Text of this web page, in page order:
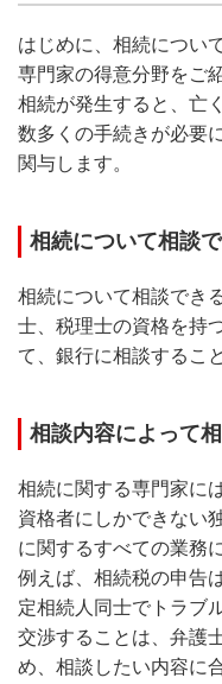
はじめに、相続につい
専門家の得意分野をご
相続が発生すると、亡
数多くの手続きが必要
関与します。
相続について相談
相続について相談でき
士、税理士の資格を持
て、銀行に相談するこ
相談内容によって
相続に関する専門家に
資格者にしかできない
に関するすべての業務
例えば、相続税の申告
定相続人同士でトラブ
交渉することは、弁護
め、相談したい内容に